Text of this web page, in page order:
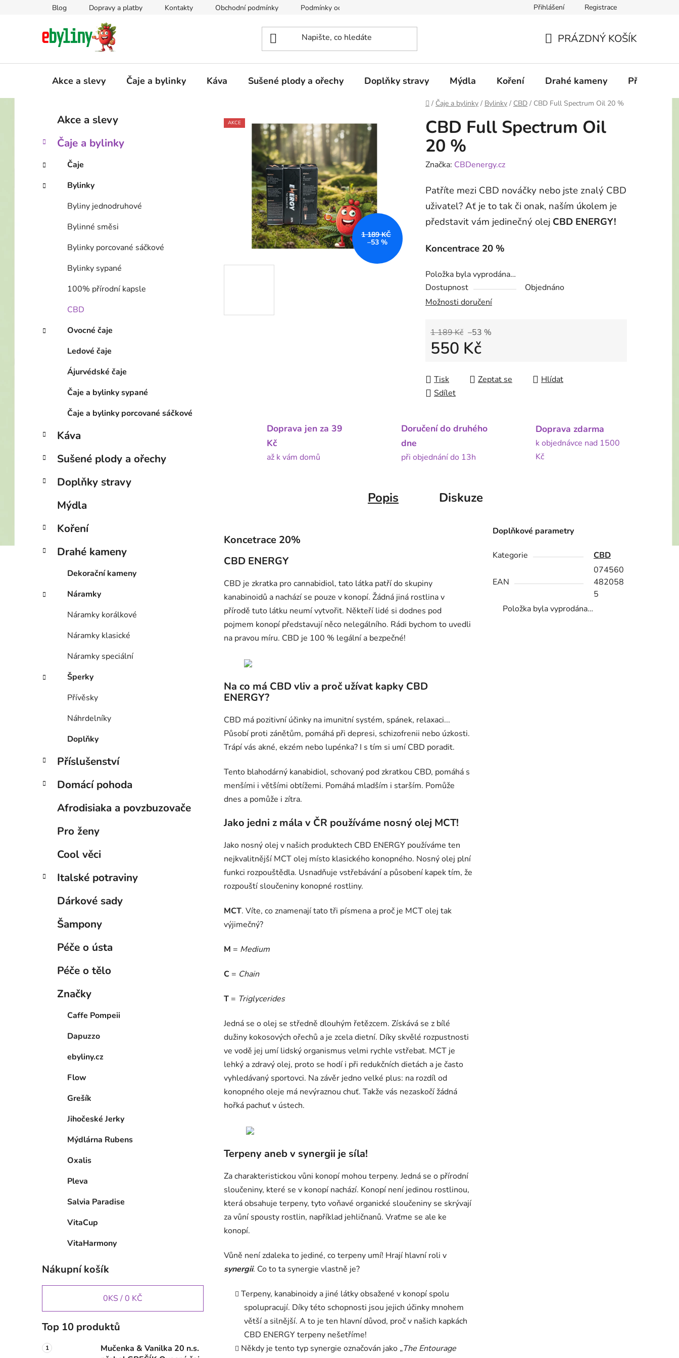
Blog Dopravy a platby Kontakty Obchodní podmínky Podmínky ochrany osobních údajů Přihlášení Registrace
KOŠÍK
PRÁZDNÝ KOŠÍK
Akce a slevy Čaje a bylinky Káva Sušené plody a ořechy Doplňky stravy Mýdla Koření Drahé kameny
Domů
/ Čaje a bylinky / Bylinky / CBD / CBD Full Spectrum Oil 20 %
s
r
a
n
Přeskočit
kategorie
e
o
i
Akce a slevy
Čaje a bylinky
Čaje
Bylinky
Byliny jednodruhové
Bylinné směsi
Bylinky porcované sáčkové
Bylinky sypané
100% přírodní kapsle
CBD
Ovocné čaje
Ledové čaje
Ájurvédské čaje
Čaje a bylinky sypané
Čaje a bylinky porcované sáčkové
Káva
Sušené plody a ořechy
Doplňky stravy
Mýdla
Koření
Drahé kameny
Dekorační kameny
Náramky
Náramky korálkové
Náramky klasické
Náramky speciální
Šperky
Přívěsky
Náhrdelníky
Doplňky
Příslušenství
Domácí pohoda
Afrodisiaka a povzbuzovače
Pro ženy
Cool věci
Italské potraviny
Dárkové sady
Šampony
Péče o ústa
Péče o tělo
Značky
Caffe Pompeii
Dapuzzo
ebyliny.cz
Flow
Grešík
Jihočeské Jerky
Mýdlárna Rubens
Oxalis
Pleva
Salvia Paradise
VitaCup
VitaHarmony
Nákupní košík
0KS /0 KČ
Top 10 produktů
Mučenka & Vanilka 20 n.s.
CBD Full Spectrum Oil
20 %
Značka: CBDenergy.cz
Patříte mezi CBD nováčky nebo jste znalý CBD
uživatel? Ať je to tak či onak, naším úkolem je
představit vám jedinečný olej CBD ENERGY!
Koncentrace 20 %
Položka byla vyprodána…
Dostupnost
Objednáno
Možnosti doručení
1 189 Kč –53 %
550 Kč
Tisk
Zeptat se
Hlídat
Sdílet
AKCE
1 189 KČ
–53 %
Doprava jen za 39
Kč
až k vám domů
Doručení do druhého
dne
při objednání do 13h
Doprava zdarma
k objednávce nad 1500
Kč
Popis Diskuze
Koncetrace 20%
CBD ENERGY
CBD je zkratka pro cannabidiol, tato látka patří do skupiny
kanabinoidů a nachází se pouze v konopí. Žádná jiná rostlina v
přírodě tuto látku neumí vytvořit. Někteří lidé si dodnes pod
pojmem konopí představují něco nelegálního. Rádi bychom to uvedli
na pravou míru. CBD je 100 % legální a bezpečné!
Na co má CBD vliv a proč užívat kapky CBD
ENERGY?
CBD má pozitivní účinky na imunitní systém, spánek, relaxaci...
Působí proti zánětům, pomáhá při depresi, schizofrenii nebo úzkosti.
Trápí vás akné, ekzém nebo lupénka? I s tím si umí CBD poradit.
Tento blahodárný kanabidiol, schovaný pod zkratkou CBD, pomáhá s
menšími i většími obtížemi. Pomáhá mladším i starším. Pomůže
dnes a pomůže i zítra.
Jako jedni z mála v ČR používáme nosný olej MCT!
Jako nosný olej v našich produktech CBD ENERGY používáme ten
nejkvalitnější MCT olej místo klasického konopného. Nosný olej plní
funkci rozpouštědla. Usnadňuje vstřebávání a působení kapek tím, že
rozpouští sloučeniny konopné rostliny.
MCT. Víte, co znamenají tato tři písmena a proč je MCT olej tak
výjimečný?
M = Medium
C = Chain
T = Triglycerides
Jedná se o olej se středně dlouhým řetězcem. Získává se z bílé
dužiny kokosových ořechů a je zcela dietní. Díky skvělé rozpustnosti
ve vodě jej umí lidský organismus velmi rychle vstřebat. MCT je
lehký a zdravý olej, proto se hodí i při redukčních dietách a je často
vyhledávaný sportovci. Na závěr jedno velké plus: na rozdíl od
konopného oleje má nevýraznou chuť. Takže vás nezaskočí žádná
hořká pachuť v ústech.
Terpeny aneb v synergii je síla!
Za charakteristickou vůni konopí mohou terpeny. Jedná se o přírodní
sloučeniny, které se v konopí nachází. Konopí není jedinou rostlinou,
která obsahuje terpeny, tyto voňavé organické sloučeniny se skrývají
za vůní spousty rostlin, například jehličnanů. Vraťme se ale ke
konopí.
Vůně není zdaleka to jediné, co terpeny umí! Hrají hlavní roli v
synergii. Co to ta synergie vlastně je?
Terpeny, kanabinoidy a jiné látky obsažené v konopí spolu
spolupracují. Díky této schopnosti jsou jejich účinky mnohem
větší a silnější. A to je ten hlavní důvod, proč v našich kapkách
CBD ENERGY terpeny nešetříme!
Někdy je tento typ synergie označován jako „The Entourage
Doplňkové parametry
Kategorie CBD
EAN
074560
482058
5
Položka byla vyprodána…